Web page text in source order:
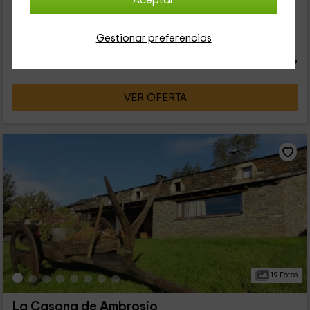
Gestionar preferencias
persona y noche
VER OFERTA
19 Fotos
La Casona de Ambrosio